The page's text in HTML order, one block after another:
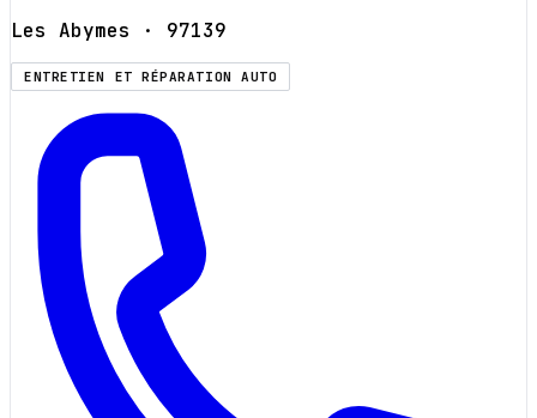
Les Abymes · 97139
ENTRETIEN ET RÉPARATION AUTO